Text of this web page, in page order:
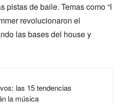
pistas de baile. Temas como “I
revolucionaron el
las bases del house y
las 15 tendencias
la música